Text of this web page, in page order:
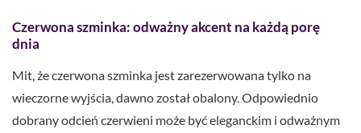
Czerwona szminka: odważny akcent na każdą porę
dnia
Mit, że czerwona szminka jest zarezerwowana tylko na
wieczorne wyjścia, dawno został obalony. Odpowiednio
dobrany odcień czerwieni może być eleganckim i odważnym